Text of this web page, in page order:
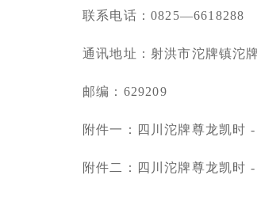
联系电话： 0825—6618288
通讯地址：射洪市沱牌镇沱
邮编： 629209
附件一： 四川沱牌尊龙凯时
附件二： 四川沱牌尊龙凯时